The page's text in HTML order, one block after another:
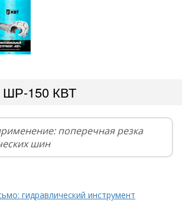
ШР-150 КВТ
поперечная резка
шин
гидравлический инструмент